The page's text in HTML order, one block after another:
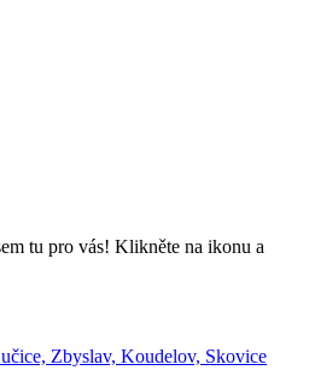
tu pro vás! Klikněte na ikonu a
Zbyslav, Koudelov, Skovice